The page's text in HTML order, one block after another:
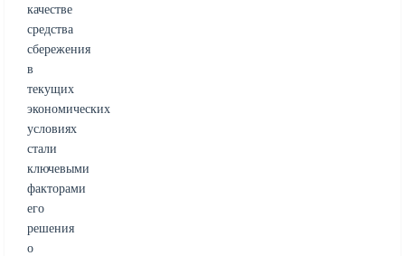
качестве
средства
сбережения
в
текущих
экономических
условиях
стали
ключевыми
факторами
его
решения
о